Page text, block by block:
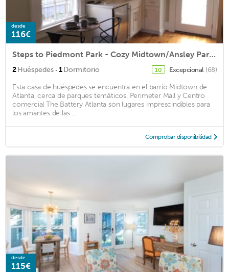
desde
116€
Steps to Piedmont Park - Cozy Midtown/Ansley Park Cottage
2Huéspedes · 1Dormitorio 10 Excepcional (68)
Esta casa de huéspedes se encuentra en el barrio Midtown de
Atlanta, cerca de parques temáticos. Perimeter Mall y Centro
comercial The Battery Atlanta son lugares imprescindibles para
los amantes de las ...
Comprobar disponibilidad
desde
115€